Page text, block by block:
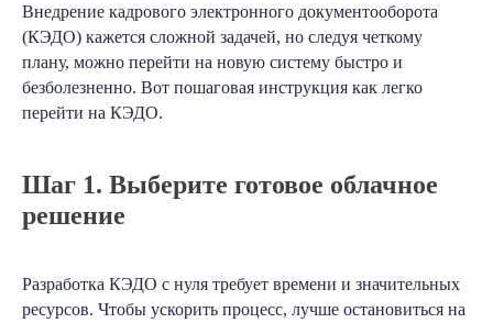
Внедрение кадрового электронного документооборота
(КЭДО) кажется сложной задачей, но следуя четкому
плану, можно перейти на новую систему быстро и
безболезненно. Вот пошаговая инструкция как легко
перейти на КЭДО.
Шаг 1. Выберите готовое облачное
решение
Разработка КЭДО с нуля требует времени и значительных
ресурсов. Чтобы ускорить процесс, лучше остановиться на